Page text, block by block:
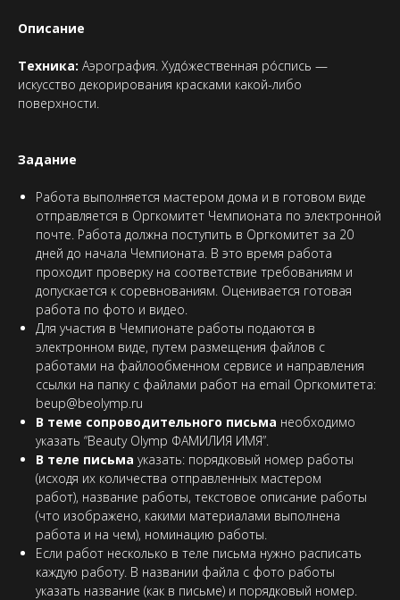
Описание
Техника: Аэрография. Худо́жественная ро́спись —
искусство декорирования красками какой-либо
поверхности.
Задание
Работа выполняется мастером дома и в готовом виде
отправляется в Оргкомитет Чемпионата по электронной
почте. Работа должна поступить в Оргкомитет за 20
дней до начала Чемпионата. В это время работа
проходит проверку на соответствие требованиям и
допускается к соревнованиям. Оценивается готовая
работа по фото и видео.
Для участия в Чемпионате работы подаются в
электронном виде, путем размещения файлов с
работами на файлообменном сервисе и направления
ссылки на папку с файлами работ на email Оргкомитета:
beup@beolymp.ru
В теме сопроводительного письма необходимо
указать “Beauty Olymp ФАМИЛИЯ ИМЯ”.
В теле письма указать: порядковый номер работы
(исходя их количества отправленных мастером
работ), название работы, текстовое описание работы
(что изображено, какими материалами выполнена
работа и на чем), номинацию работы.
Если работ несколько в теле письма нужно расписать
каждую работу. В названии файла с фото работы
указать название (как в письме) и порядковый номер.